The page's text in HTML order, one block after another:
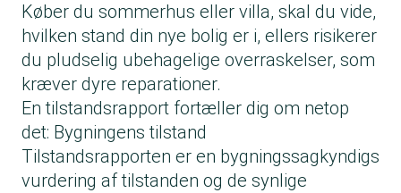
Køber du sommerhus eller villa, skal du vide,
hvilken stand din nye bolig er i, ellers risikerer
du pludselig ubehagelige overraskelser, som
kræver dyre reparationer.
En tilstandsrapport fortæller dig om netop
det: Bygningens tilstand
Tilstandsrapporten er en bygningssagkyndigs
vurdering af tilstanden og de synlige